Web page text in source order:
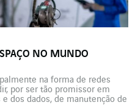
NO MUNDO
na forma de redes
por ser tão promissor em
dos dados, de manutenção de